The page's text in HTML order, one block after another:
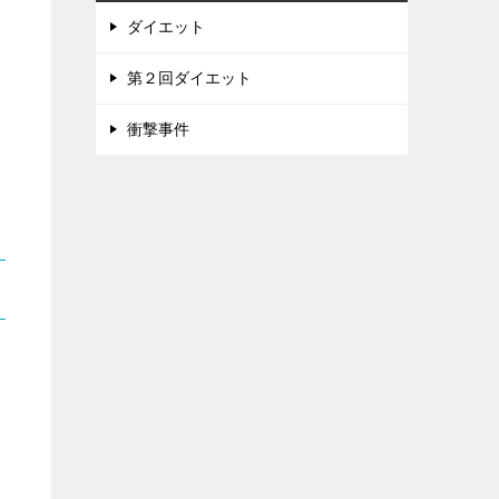
ダイエット
第２回ダイエット
衝撃事件